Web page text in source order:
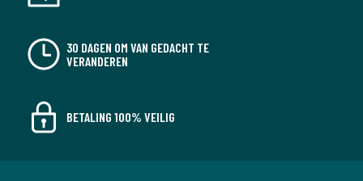
30 DAGEN OM VAN GEDACHT TE
VERANDEREN
BETALING 100% VEILIG